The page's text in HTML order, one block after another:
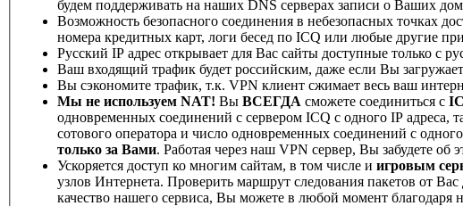
будем поддерживать на наших DNS серверах записи о Ваших
Возможность безопасного соединения в небезопасных точках
номера кредитных карт, логи бесед по ICQ или любые другие
Русский IP адрес открывает для Вас сайты доступные только с
Ваш входящий трафик будет российским, даже если Вы
Вы сэкономите трафик, т.к. VPN клиент сжимает весь ваш
Мы не используем NAT! Вы ВСЕГДА сможете соединиться с
одновременных соединений с сервером ICQ с одного IP адреса,
сотового оператора и число одновременных соединений с
только за Вами. Работая через наш VPN сервер, Вы забудете об
Ускоряется доступ ко многим сайтам, в том числе и игровым
узлов Интернета. Проверить маршрут следования пакетов от
качество нашего сервиса, Вы можете в любой момент благодаря